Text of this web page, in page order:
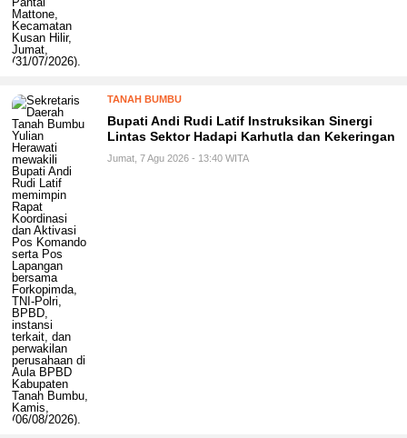
TANAH BUMBU
Bupati Andi Rudi Latif Instruksikan Sinergi
Lintas Sektor Hadapi Karhutla dan Kekeringan
Jumat, 7 Agu 2026 - 13:40 WITA